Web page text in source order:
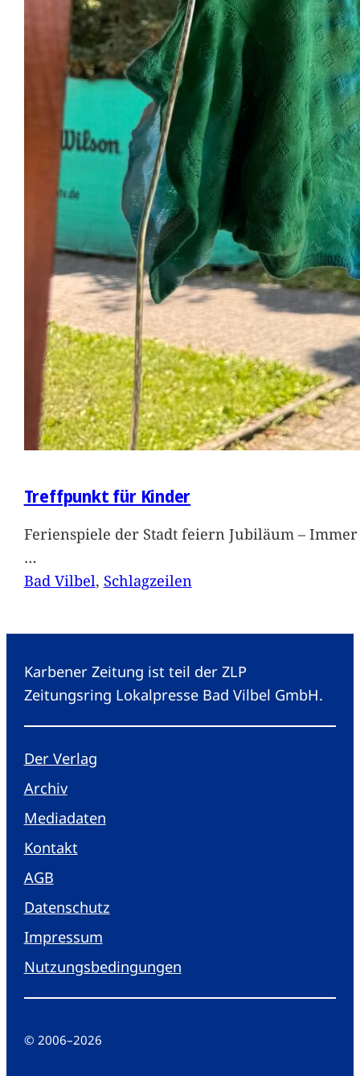
Treffpunkt für Kinder
Ferienspiele der Stadt feiern Jubiläum –
…
Bad Vilbel, Schlagzeilen
Karbener Zeitung ist teil der ZLP
Zeitungsring Lokalpresse Bad Vilbel GmbH.
Der Verlag
Archiv
Mediadaten
Kontakt
AGB
Datenschutz
Impressum
Nutzungsbedingungen
© 2006–2026